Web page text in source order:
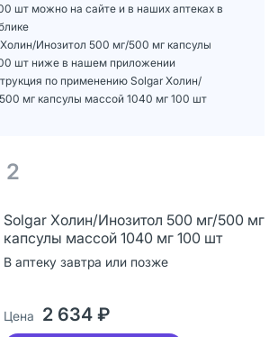
шт можно на сайте и в наших аптеках в
Инозитол 500 мг/500 мг капсулы
шт ниже в нашем приложении
по применению Solgar Холин/
мг капсулы массой 1040 мг 100 шт
2
Solgar Холин/Инозитол 500 мг/500 мг
капсулы массой 1040 мг 100 шт
В аптеку завтра или позже
Цена 2 634 ₽